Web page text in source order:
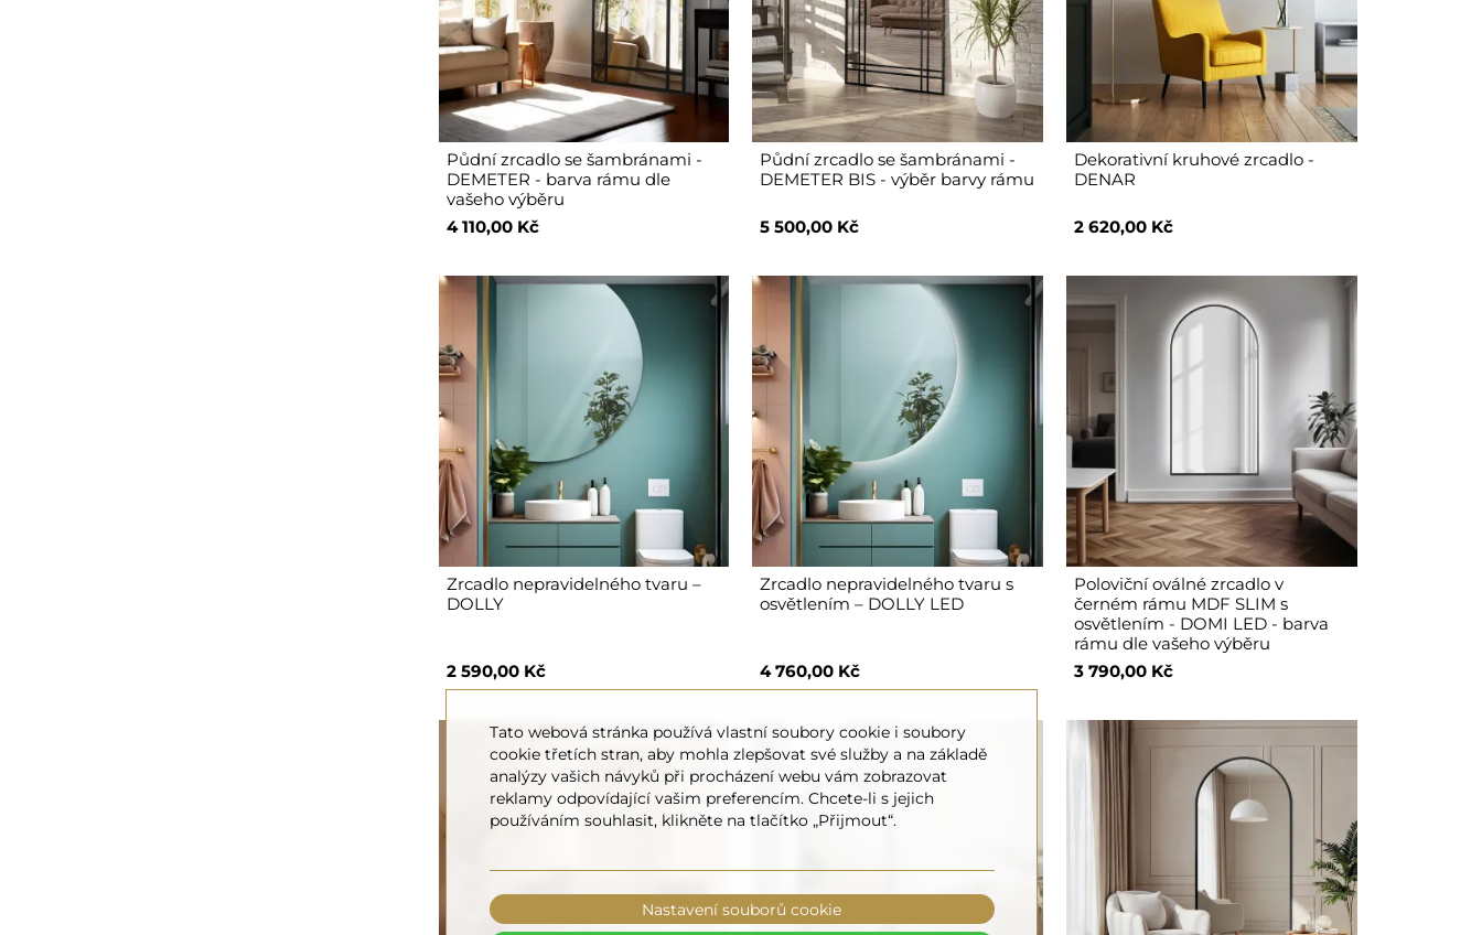
Půdní zrcadlo se šambránami -
DEMETER - barva rámu dle
vašeho výběru
4 110,00 Kč
Půdní zrcadlo se šambránami -
DEMETER BIS - výběr barvy rámu
5 500,00 Kč
Dekorativní kruhové zrcadlo -
DENAR
2 620,00 Kč
Zrcadlo nepravidelného tvaru –
DOLLY
2 590,00 Kč
Zrcadlo nepravidelného tvaru s
osvětlením – DOLLY LED
4 760,00 Kč
Poloviční oválné zrcadlo v
černém rámu MDF SLIM s
osvětlením - DOMI LED - barva
rámu dle vašeho výběru
3 790,00 Kč
Tato webová stránka používá vlastní soubory cookie i soubory
cookie třetích stran, aby mohla zlepšovat své služby a na základě
analýzy vašich návyků při procházení webu vám zobrazovat
reklamy odpovídající vašim preferencím. Chcete-li s jejich
používáním souhlasit, klikněte na tlačítko „Přijmout“.
Nastavení souborů cookie